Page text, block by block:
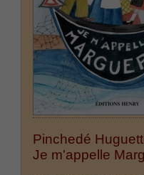
Pinchedé
Je m'appelle